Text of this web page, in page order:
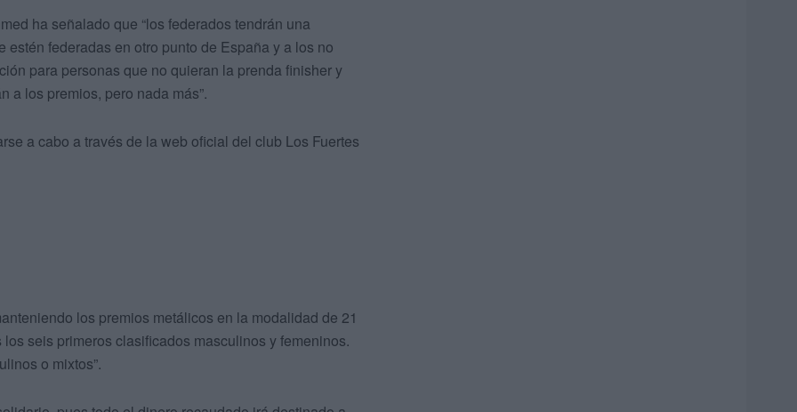
ha señalado que “los federados tendrán una
federadas en otro punto de España y a los no
para personas que no quieran la prenda finisher y
a los premios, pero nada más”.
a cabo a través de la web oficial del club Los Fuertes
los premios metálicos en la modalidad de 21
seis primeros clasificados masculinos y femeninos.
o mixtos”.